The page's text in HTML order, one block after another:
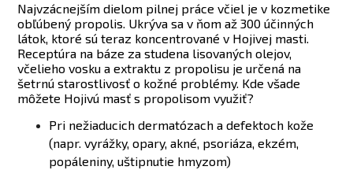
Najvzácnejším dielom pilnej práce včiel je v kozmetike
obľúbený propolis. Ukrýva sa v ňom až 300 účinných
látok, ktoré sú teraz koncentrované v Hojivej masti.
Receptúra na báze za studena lisovaných olejov,
včelieho vosku a extraktu z propolisu je určená na
šetrnú starostlivosť o kožné problémy. Kde všade
môžete Hojivú masť s propolisom využiť?
Pri nežiaducich dermatózach a defektoch kože
(napr. vyrážky, opary, akné, psoriáza, ekzém,
popáleniny, uštipnutie hmyzom)